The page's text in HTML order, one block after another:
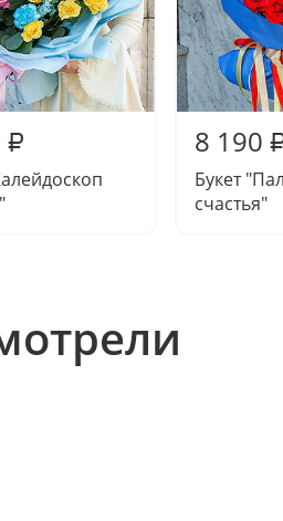
₽ 8 190
Букет
счастья"